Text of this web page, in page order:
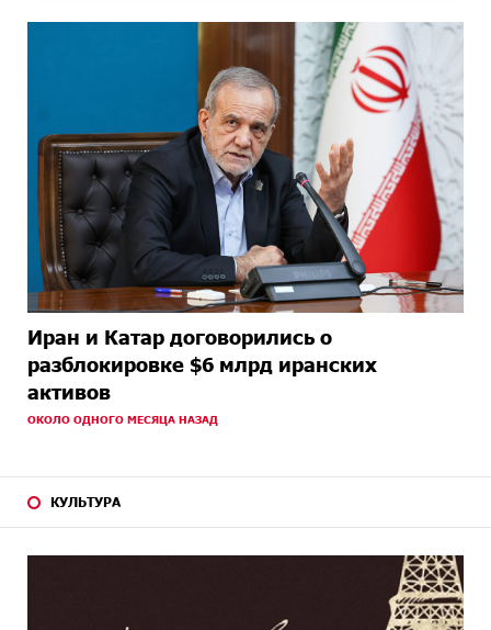
Иран и Катар договорились о
разблокировке $6 млрд иранских
активов
ОКОЛО ОДНОГО МЕСЯЦА НАЗАД
КУЛЬТУРА